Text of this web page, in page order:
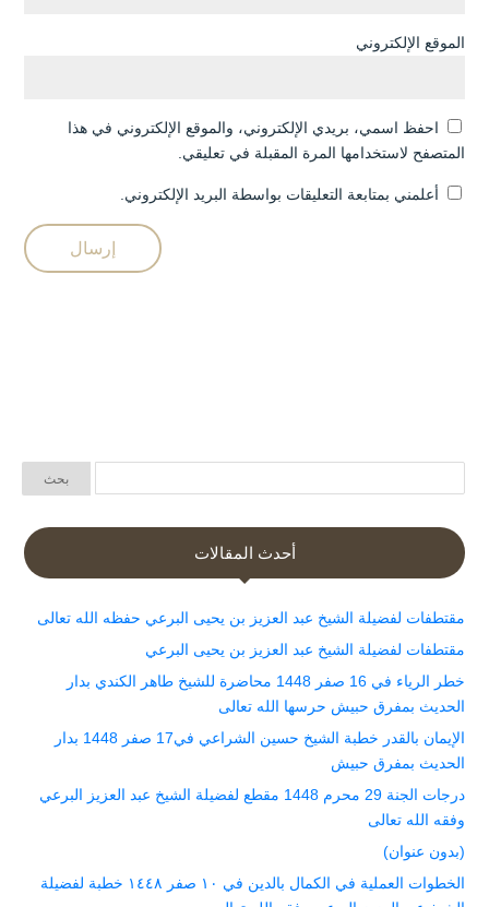
الموقع الإلكتروني
احفظ اسمي، بريدي الإلكتروني، والموقع الإلكتروني في هذا
المتصفح لاستخدامها المرة المقبلة في تعليقي.
أعلمني بمتابعة التعليقات بواسطة البريد الإلكتروني.
أحدث المقالات
مقتطفات لفضيلة الشيخ عبد العزيز بن يحيى البرعي حفظه الله تعالى
مقتطفات لفضيلة الشيخ عبد العزيز بن يحيى البرعي
خطر الرياء في 16 صفر 1448 محاضرة للشيخ طاهر الكندي بدار
الحديث بمفرق حبيش حرسها الله تعالى
الإيمان بالقدر خطبة الشيخ حسين الشراعي في17 صفر 1448 بدار
الحديث بمفرق حبيش
درجات الجنة 29 محرم 1448 مقطع لفضيلة الشيخ عبد العزيز البرعي
وفقه الله تعالى
(بدون عنوان)
الخطوات العملية في الكمال بالدين في ١٠ صفر ١٤٤٨ خطبة لفضيلة